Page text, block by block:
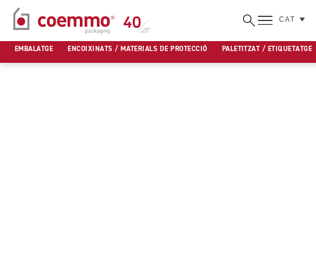
Vés
al
contingut
CAT
EMBALATGE ENCOIXINATS / MATERIALS DE PROTECCIÓ PALETITZAT / ETIQUETATGE